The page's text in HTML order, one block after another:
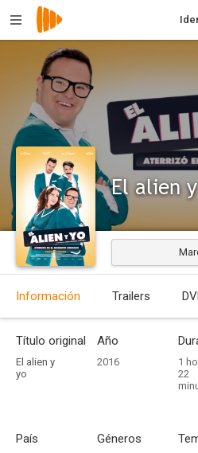
El alien
Información Trailers
Título original
El alien y
yo
Año
2016
1
22
País Géneros